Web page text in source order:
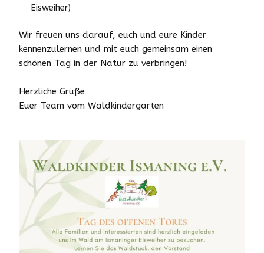
Eisweiher)
Wir freuen uns darauf, euch und eure Kinder
kennenzulernen und mit euch gemeinsam einen
schönen Tag in der Natur zu verbringen!
Herzliche Grüße
Euer Team vom Waldkindergarten